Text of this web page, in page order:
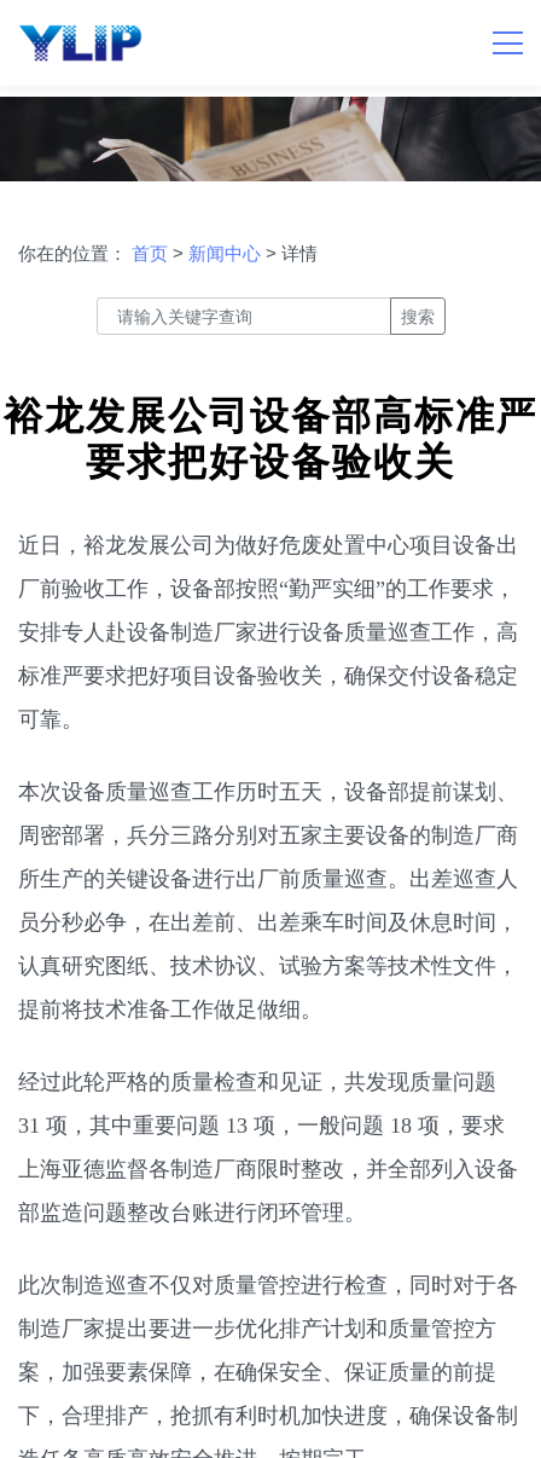
你在的位置： 首页 > 新闻中心 > 详情
搜索
裕龙发展公司设备部高标准严
要求把好设备验收关
近日，裕龙发展公司为做好危废处置中心项目设备出
厂前验收工作，设备部按照“勤严实细”的工作要求，
安排专人赴设备制造厂家进行设备质量巡查工作，高
标准严要求把好项目设备验收关，确保交付设备稳定
可靠。
本次设备质量巡查工作历时五天，设备部提前谋划、
周密部署，兵分三路分别对五家主要设备的制造厂商
所生产的关键设备进行出厂前质量巡查。出差巡查人
员分秒必争，在出差前、出差乘车时间及休息时间，
认真研究图纸、技术协议、试验方案等技术性文件，
提前将技术准备工作做足做细。
经过此轮严格的质量检查和见证，共发现质量问题
31 项，其中重要问题 13 项，一般问题 18 项，要求
上海亚德监督各制造厂商限时整改，并全部列入设备
部监造问题整改台账进行闭环管理。
此次制造巡查不仅对质量管控进行检查，同时对于各
制造厂家提出要进一步优化排产计划和质量管控方
案，加强要素保障，在确保安全、保证质量的前提
下，合理排产，抢抓有利时机加快进度，确保设备制